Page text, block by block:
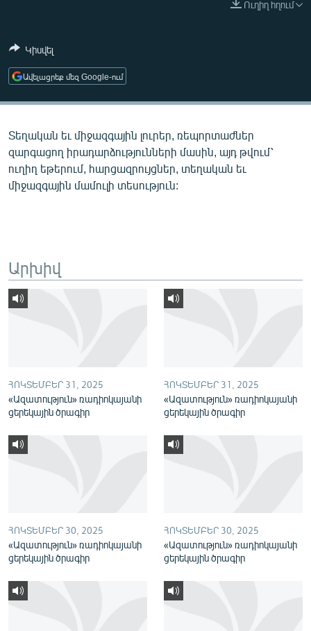
ՄԵԿՆԱԲԱՆՈՒԹՅՈՒՆ
ԿՈՐՈՆԱՎԻՐՈՒՍ
ԱՐԽԻՎ
ՏԵՍԱՆՅՈՒԹԵՐ
ՓՈԴՔԱՍԹ
Հայերեն
ՀԵՏԵՎԵՔ ՄԵԶ
Ուղիղ հղում
Կիսվել
Ավելացրեք մեզ Google-ում
Տեղական եւ միջազգային լուրեր, ռեպորտաժներ
զարգացող իրադարձությունների մասին, այդ թվում՝
ուղիղ եթերում, հարցազրույցներ, տեղական եւ
միջազգային մամուլի տեսություն:
Արխիվ
ՀՈԿՏԵՄԲԵՐ 31, 2025
«Ազատություն» ռադիոկայանի
ցերեկային ծրագիր
ՀՈԿՏԵՄԲԵՐ 31, 2025
«Ազատություն» ռադիոկայանի
ցերեկային ծրագիր
ՀՈԿՏԵՄԲԵՐ 30, 2025
«Ազատություն» ռադիոկայանի
ցերեկային ծրագիր
ՀՈԿՏԵՄԲԵՐ 30, 2025
«Ազատություն» ռադիոկայանի
ցերեկային ծրագիր